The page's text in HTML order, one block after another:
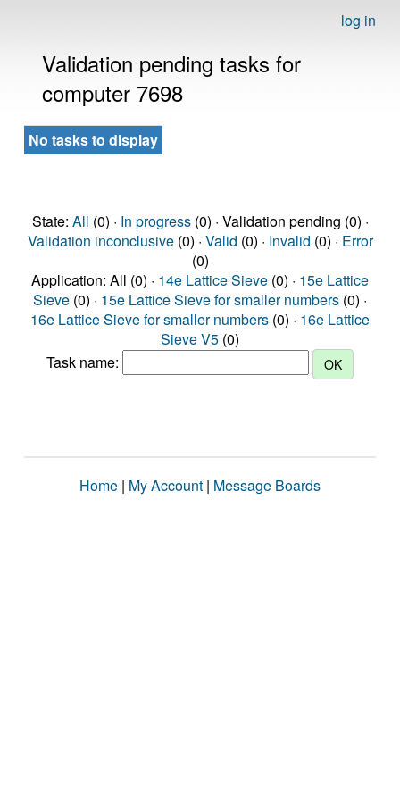
log in
Validation pending tasks for
computer 7698
No tasks to display
State: All (0) · In progress(0) · Validation pending (0) ·
Validation inconclusive(0) · Valid (0) · Invalid (0) · Error
(0)
Application: All (0) · 14e Lattice Sieve (0) · 15e Lattice
Sieve (0) · 15e Lattice Sieve for smaller numbers (0) ·
16e Lattice Sieve for smaller numbers (0) · 16e Lattice
Sieve V5 (0)
Task name:
Home | My Account | Message Boards